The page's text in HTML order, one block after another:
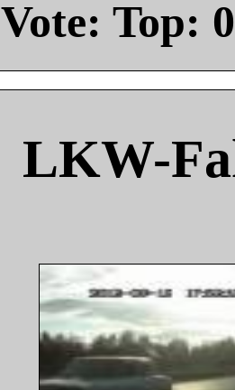
Vote: Top: 0
LKW-